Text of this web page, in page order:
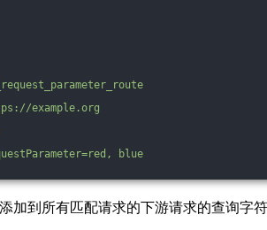
example.org
blue
加到所有匹配请求的下游请求的查询字符